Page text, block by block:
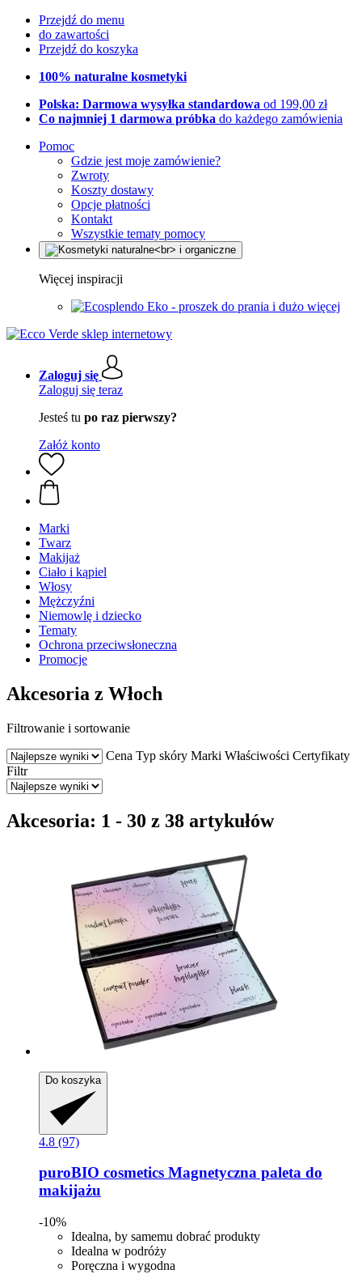
Przejdź do menu
do zawartości
Przejdź do koszyka
100% naturalne kosmetyki
Polska: Darmowa wysyłka standardowa od 199,00 zł
Co najmniej 1 darmowa próbka do każdego zamówienia
Pomoc
Gdzie jest moje zamówienie?
Zwroty
Koszty dostawy
Opcje płatności
Kontakt
Wszystkie tematy pomocy
Więcej inspiracji
Eko - proszek do prania i dużo więcej
Zaloguj się
Zaloguj się teraz
Jesteś tu po raz pierwszy?
Załóż konto
Marki
Twarz
Makijaż
Ciało i kąpiel
Włosy
Mężczyźni
Niemowlę i dziecko
Tematy
Ochrona przeciwsłoneczna
Promocje
Akcesoria z Włoch
Filtrowanie i sortowanie
Cena Typ skóry Marki Właściwości Certyfikaty
Filtr
Akcesoria: 1 - 30 z 38 artykułów
Do koszyka
4.8 (97)
puroBIO cosmetics Magnetyczna paleta do
makijażu
-10%
Idealna, by samemu dobrać produkty
Idealna w podróży
Poręczna i wygodna